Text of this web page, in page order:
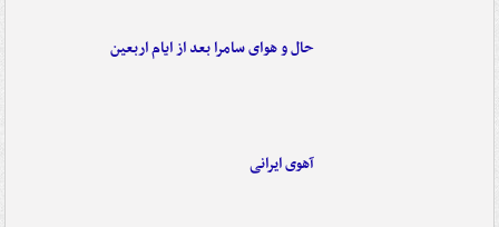
حال و هوای سامرا بعد از ایام اربعین
آهوی ایرانی